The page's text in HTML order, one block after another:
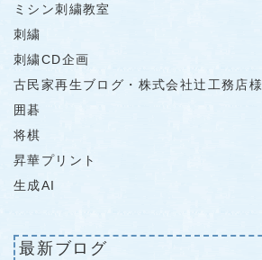
ミシン刺繍教室
刺繍
刺繍CD企画
古民家再生ブログ・株式会社辻工務店様
囲碁
将棋
昇華プリント
生成AI
最新ブログ